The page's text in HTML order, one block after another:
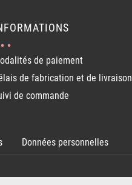
de paiement
de fabrication et de livraison
de commande
Données personnelles